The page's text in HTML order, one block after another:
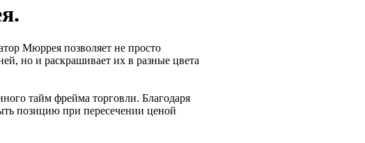
Мюррея позволяет не просто
но и раскрашивает их в разные цвета
тайм фрейма торговли. Благодаря
позицию при пересечении ценой